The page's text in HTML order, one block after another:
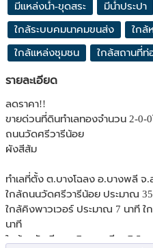
มีแหล่งน้ำ-ขุดสระ มีน้ำประปา
ใกล้ระบบคมนาคมขนส่ง ใกล้
ใกล้แหล่งชุมชน ใกล้สถานที่ท่
รายละเอียด
ลดราคา!!
ขายด่วนที่ดินทำเลทองจำนวน 2-0-0
ถนนวัดศรีวารีน้อย
ผังสีส้ม
ทำเลที่ตั้ง ต.บางโฉลง อ.บางพลี จ.
ใกล้ถนนวัดศรีวารีน้อย ประมาณ
ใกล้คิงพาวเวอร์ ประมาณ 7 นาที
นาที
ใกล้ ม.หัวเฉียวเฉลิมพระเกียรติ 5 น